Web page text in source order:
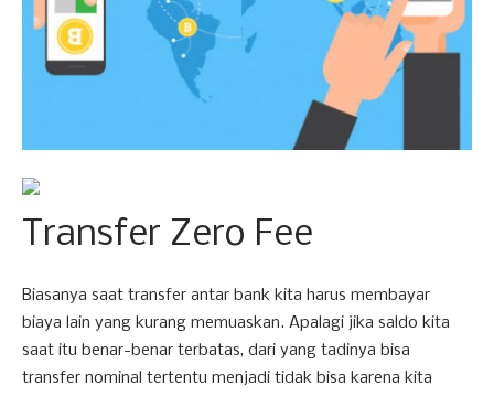
Transfer Zero Fee
Biasanya saat transfer antar bank kita harus membayar
biaya lain yang kurang memuaskan. Apalagi jika saldo kita
saat itu benar-benar terbatas, dari yang tadinya bisa
transfer nominal tertentu menjadi tidak bisa karena kita